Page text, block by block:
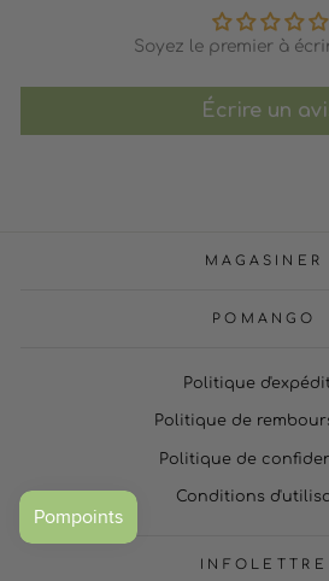
Soyez le premier à
Écrire un
MAGASINER
POMANGO
Politique
Politique de
Politique de
Conditions
INFOLETTRE